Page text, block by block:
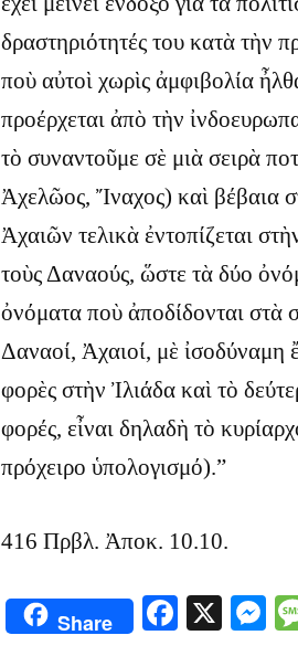
δραστηριότητές του κατὰ τὴν
ποὺ αὐτοὶ χωρὶς ἀμφιβολία
προέρχεται ἀπὸ τὴν
τὸ συναντοῦμε σὲ μιὰ σειρὰ
Ἀχελῶος, Ἴναχος) καὶ βέβαια
Ἀχαιῶν τελικὰ ἐντοπίζεται
τοὺς Δαναούς, ὥστε τὰ δύο
ὀνόματα ποὺ ἀποδίδονται στὰ
Δαναοί, Ἀχαιοί, μὲ
φορὲς στὴν Ἰλιάδα καὶ τὸ
φορές, εἶναι δηλαδὴ τὸ
πρόχειρο ὑπολογισμό).”
416 Πρβλ. Ἀποκ. 10.10.
Share X